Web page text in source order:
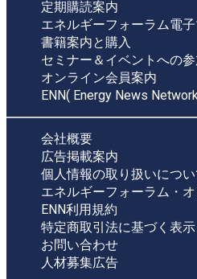
定期購読案内
エネルギーフォーラム電
書籍案内と購入
セミナー＆イベントへの
オンライン会員案内
ENN( Energy News
会社概要
広告掲載案内
個人情報の取り扱いについ
エネルギーフォーラム・
ENN利用規約
特定商取引法に基づく表示
お問い合わせ
人材募集広告